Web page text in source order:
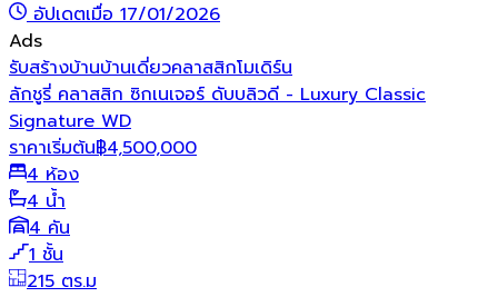
อัปเดตเมื่อ 17/01/2026
Ads
รับสร้างบ้านบ้านเดี่ยวคลาสสิกโมเดิร์น
ลักชูรี่ คลาสสิก ซิกเนเจอร์ ดับบลิวดี - Luxury Classic
Signature WD
ราคาเริ่มต้น฿4,500,000
4 ห้อง
4 น้ำ
4 คัน
1 ชั้น
215 ตร.ม